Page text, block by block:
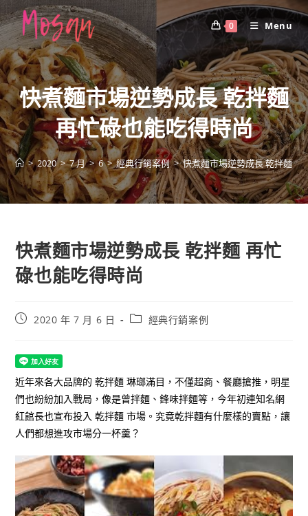
Skip
to
content
0 Menu
快煮麵市場逆勢成長 乾拌麵
再忙碌也能吃得時尚
> 2020 > 7 月 > 6 > 經典行銷案例 > 快煮麵市場逆勢成長 乾拌麵 再
快煮麵市場逆勢成長 乾拌麵 再忙
碌也能吃得時尚
Post2020 年 7 月 6 日
Post經典行銷案例
近年來各大品牌的 乾拌麵 琳瑯滿目，不僅超商、餐廳搶推，明星
們也紛紛加入戰局，像是曾拌麵、鋒味拌麵等，今年初連知名網
紅館長也宣布投入 乾拌麵 市場。究竟乾拌麵有什麼樣的賣點，讓
人們都想進攻市場分一杯羹？